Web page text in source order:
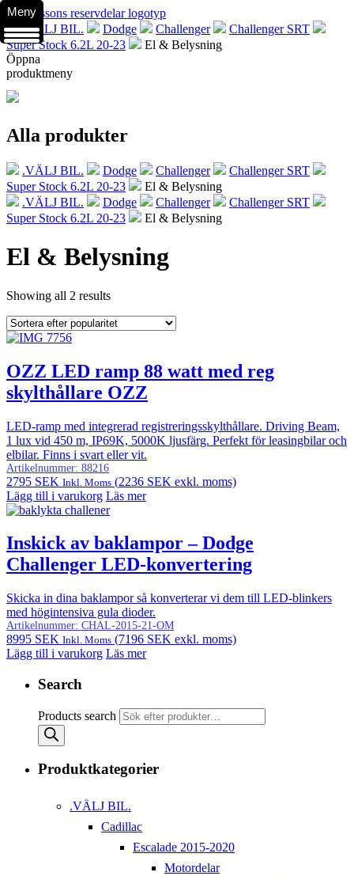
.VÄLJ BIL. Dodge Challenger
Challenger SRT
Super Stock 6.2L 20-23
El & Belysning
Öppna
produktmeny
Alla produkter
.VÄLJ BIL. Dodge Challenger
Challenger SRT
Super Stock 6.2L 20-23
El & Belysning
.VÄLJ BIL.
Dodge Challenger
Challenger SRT
Super Stock 6.2L 20-23
El & Belysning
El & Belysning
Showing all 2 results
OZZ LED ramp 88 watt med reg
skylthållare OZZ
LED-ramp med integrerad registreringsskylthållare. Driving Beam,
1 lux vid 450 m, IP69K, 5000K ljusfärg. Perfekt för leasingbilar och
elbilar. Finns i svart eller vit.
Artikelnummer: 88216
2795 SEK Inkl. Moms (2236 SEK exkl. moms)
Lägg till i varukorg Läs mer
Inskick av baklampor – Dodge
Challenger LED-konvertering
Skicka in dina baklampor så konverterar vi dem till LED-blinkers
med högintensiva gula dioder.
Artikelnummer: CHAL-2015-21-OM
8995 SEK Inkl. Moms (7196 SEK exkl. moms)
Lägg till i varukorg Läs mer
Search
Products search
Produktkategorier
.VÄLJ BIL.
Cadillac
Escalade 2015-2020
Motordelar
Meny